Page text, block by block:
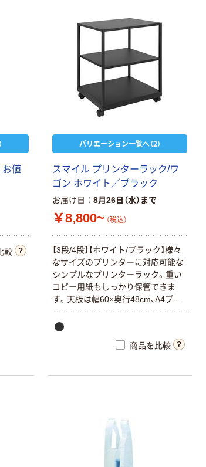
お値
較
バリエーション一覧へ（2）
スマイ ル プリ ンターラ ック/ワ
ゴ ン ホワイ ト ／ ブラ ック
お届け日 8月26日（水）まで
￥8,800~ （税込）
【3段/4段】 【ホワイ ト/ブラック】様々
なサイ ズのプリ ンターに対応可能な
シンプルなプリ ンターラック。重い
コ ピー用紙も しっかり保管でき ま
す。 天板は幅60×奥行48cm、A4プ
ンタも楽々。棚板は1段あたり25kg
まで
商品を比較